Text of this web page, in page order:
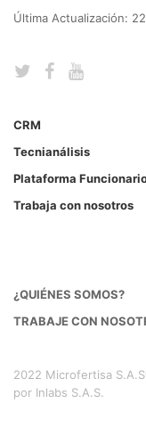
Última Actualización:
CRM
Tecnianálisis
Plataforma
Trabaja con nosotros
¿QUIÉNES SOMOS?
TRABAJE CON
2022 Microfertisa
por Inlabs S.A.S.